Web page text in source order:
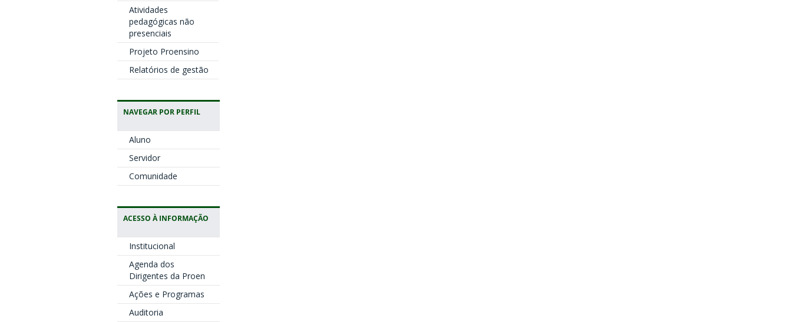
Atividades
pedagógicas não
presenciais
Projeto Proensino
Relatórios de gestão
NAVEGAR POR PERFIL
Aluno
Servidor
Comunidade
ACESSO À INFORMAÇÃO
Institucional
Agenda dos
Dirigentes da Proen
Ações e Programas
Auditoria